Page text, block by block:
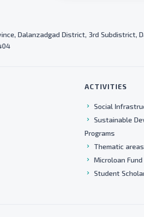
Dalanzadgad District, 3rd Subdistrict,
ACTIVITIES
Social
Sustainable
Programs
Thematic areas
Microloan Fund
Student